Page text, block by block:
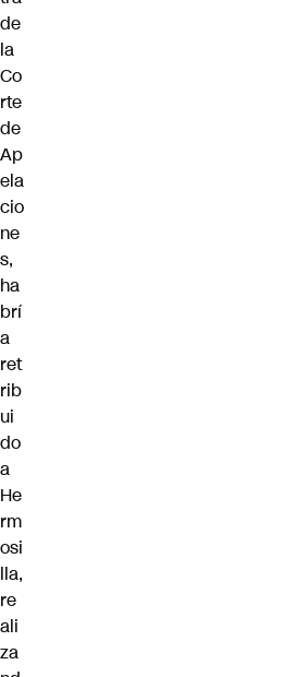
de
la
Co
rte
de
Ap
ela
cio
ne
s,
ha
brí
a
ret
rib
ui
do
a
He
rm
osi
lla,
re
ali
za